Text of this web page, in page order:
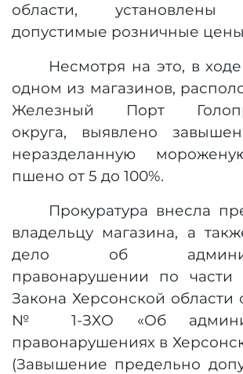
области, установлены
допустимые розничные
Несмотря на это, в
одном из магазинов,
Железный Порт
округа, выявлено
неразделанную
пшено от 5 до 100%.
Прокуратура внесла
владельцу магазина, а
дело об
правонарушении по части
Закона Херсонской области
№ 1-ЗХО «Об
правонарушениях в
(Завышение предельно